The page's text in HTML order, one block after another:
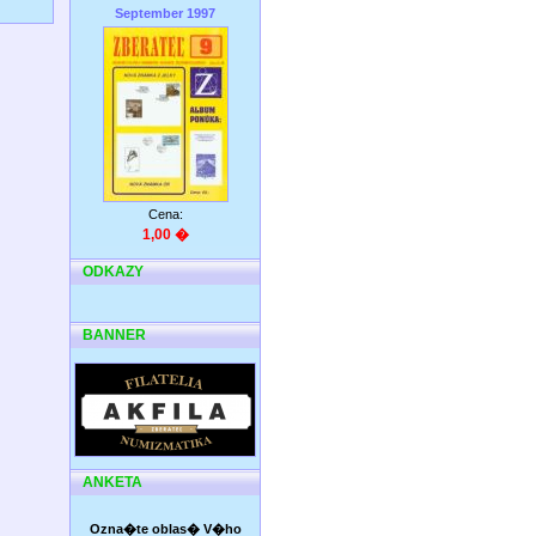
September 1997
Cena:
1,00 �
ODKAZY
BANNER
ANKETA
Ozna�te oblas� V�ho